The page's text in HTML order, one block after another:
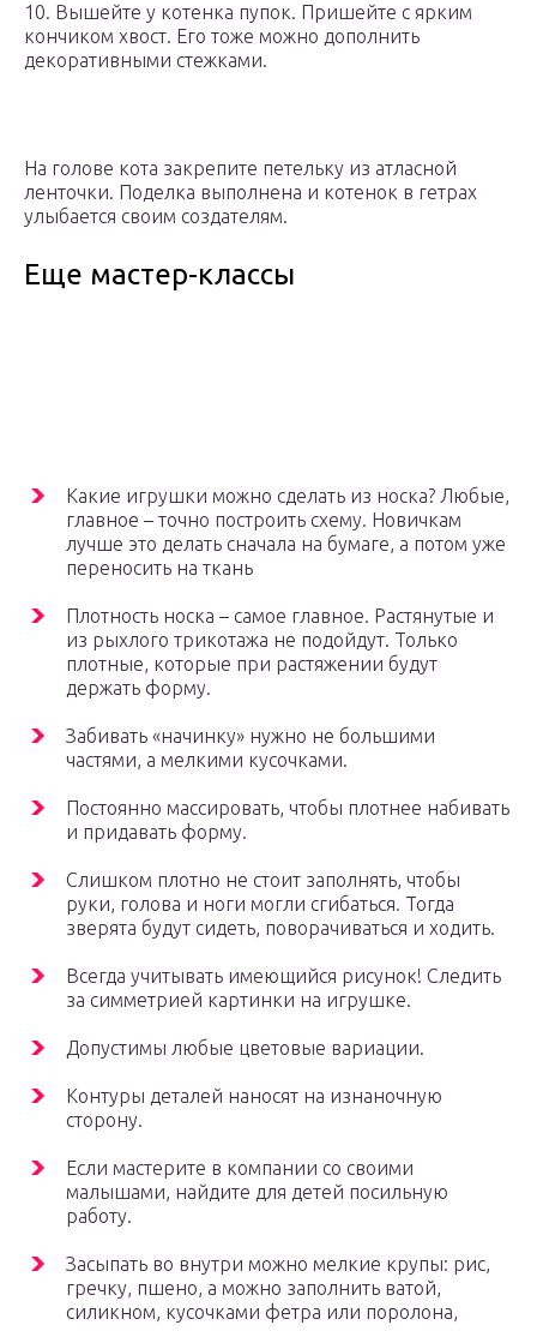
10. Вышейте у котенка пупок. Пришейте с ярким
кончиком хвост. Его тоже можно дополнить
декоративными стежками.
На голове кота закрепите петельку из атласной
ленточки. Поделка выполнена и котенок в гетрах
улыбается своим создателям.
Еще мастер-классы
Какие игрушки можно сделать из носка? Любые,
главное – точно построить схему. Новичкам
лучше это делать сначала на бумаге, а потом уже
переносить на ткань
Плотность носка – самое главное. Растянутые и
из рыхлого трикотажа не подойдут. Только
плотные, которые при растяжении будут
держать форму.
Забивать «начинку» нужно не большими
частями, а мелкими кусочками.
Постоянно массировать, чтобы плотнее набивать
и придавать форму.
Слишком плотно не стоит заполнять, чтобы
руки, голова и ноги могли сгибаться. Тогда
зверята будут сидеть, поворачиваться и ходить.
Всегда учитывать имеющийся рисунок! Следить
за симметрией картинки на игрушке.
Допустимы любые цветовые вариации.
Контуры деталей наносят на изнаночную
сторону.
Если мастерите в компании со своими
малышами, найдите для детей посильную
работу.
Засыпать во внутри можно мелкие крупы: рис,
гречку, пшено, а можно заполнить ватой,
силикном, кусочками фетра или поролона,